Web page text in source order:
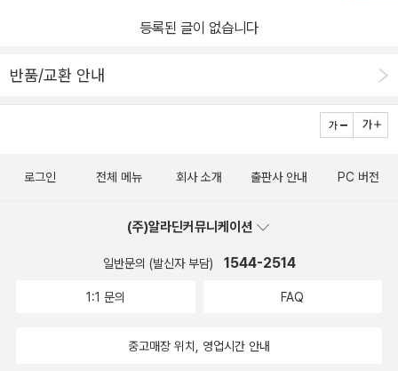
등록된 글이 없습니다
반품/교환 안내
로그인 전체 메뉴 회사 소개 출판사 안내 PC 버전
(주)알라딘커뮤니케이션
일반문의 (발신자 부담) 1544-2514
1:1 문의 FAQ
중고매장 위치, 영업시간 안내